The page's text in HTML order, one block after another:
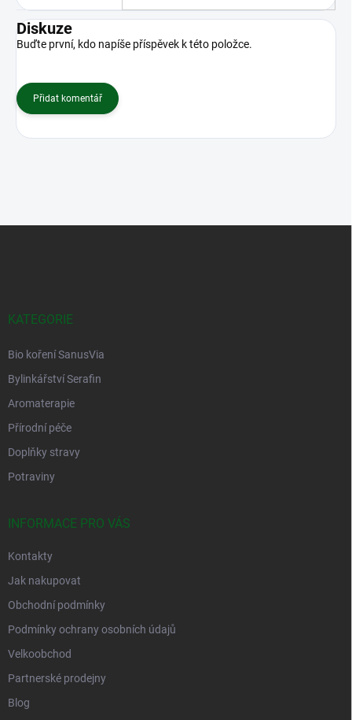
Diskuze
Buďte první, kdo napíše příspěvek k této položce.
Přidat komentář
KATEGORIE
Bio koření SanusVia
Bylinkářství Serafin
Aromaterapie
Přírodní péče
Doplňky stravy
Potraviny
INFORMACE PRO VÁS
Kontakty
Jak nakupovat
Obchodní podmínky
Podmínky ochrany osobních údajů
Velkoobchod
Partnerské prodejny
Blog